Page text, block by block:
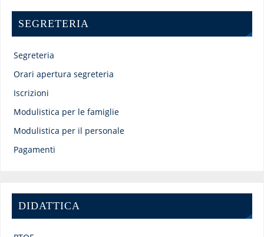
SEGRETERIA
Segreteria
Orari apertura segreteria
Iscrizioni
Modulistica per le famiglie
Modulistica per il personale
Pagamenti
DIDATTICA